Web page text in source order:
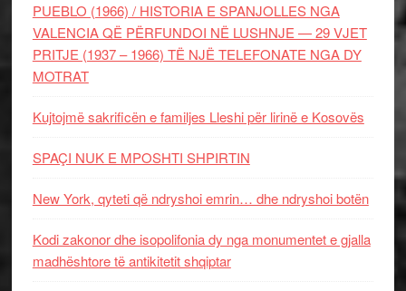
PUEBLO (1966) / HISTORIA E SPANJOLLES NGA
VALENCIA QË PËRFUNDOI NË LUSHNJE — 29 VJET
PRITJE (1937 – 1966) TË NJË TELEFONATE NGA DY
MOTRAT
Kujtojmë sakrificën e familjes Lleshi për lirinë e Kosovës
SPAÇI NUK E MPOSHTI SHPIRTIN
New York, qyteti që ndryshoi emrin… dhe ndryshoi botën
Kodi zakonor dhe isopolifonia dy nga monumentet e gjalla
madhështore të antikitetit shqiptar